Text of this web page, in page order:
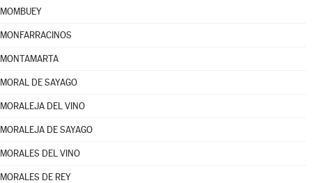
MOMBUEY
MONFARRACINOS
MONTAMARTA
MORAL DE SAYAGO
MORALEJA DEL VINO
MORALEJA DE SAYAGO
MORALES DEL VINO
MORALES DE REY